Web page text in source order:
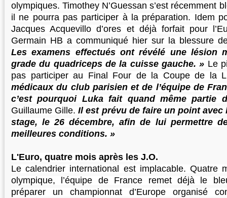
olympiques. Timothey N’Guessan s’est récemment
il ne pourra pas participer à la préparation. Idem
Jacques Acquevillo d’ores et déjà forfait pour
Germain HB a communiqué hier sur la blessure
Les examens effectués ont révélé une lésion
grade du quadriceps de la cuisse gauche. » Le
pas participer au Final Four de la Coupe de la
médicaux du club parisien et de l’équipe de
c’est pourquoi Luka fait quand même
Guillaume Gille.Il est prévu de faire un point avec
stage, le 26 décembre, afin de lui permettre
meilleures conditions. »
L'Euro, quatre mois après les J.O.
Le calendrier international est implacable. Quatre
olympique, l’équipe de France remet déjà le
préparer un championnat d’Europe organisé